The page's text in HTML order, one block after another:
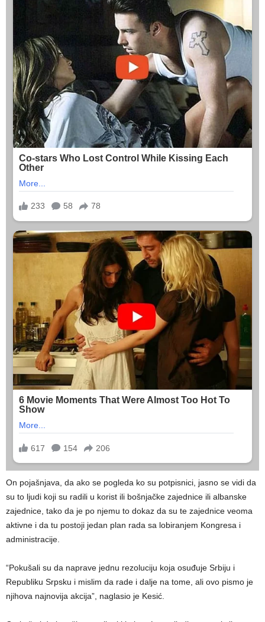
On pojašnjava, da ako se pogleda ko su potpisnici, jasno se vidi da
su to ljudi koji su radili u korist ili bošnjačke zajednice ili albanske
zajednice, tako da je po njemu to dokaz da su te zajednice veoma
aktivne i da tu postoji jedan plan rada sa lobiranjem Kongresa i
administracije.
“Pokušali su da naprave jednu rezoluciju koja osuđuje Srbiju i
Republiku Srpsku i mislim da rade i dalje na tome, ali ovo pismo je
njihova najnovija akcija”, naglasio je Kesić.